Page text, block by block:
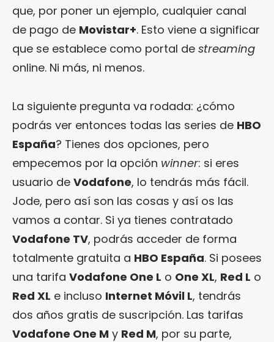
que, por poner un ejemplo, cualquier canal
de pago de Movistar+. Esto viene a significar
que se establece como portal de streaming
online. Ni más, ni menos.
La siguiente pregunta va rodada: ¿cómo
podrás ver entonces todas las series de HBO
España? Tienes dos opciones, pero
empecemos por la opción winner: si eres
usuario de Vodafone, lo tendrás más fácil.
Jode, pero así son las cosas y así os las
vamos a contar. Si ya tienes contratado
Vodafone TV, podrás acceder de forma
totalmente gratuita a HBO España. Si posees
una tarifa Vodafone One L o One XL, Red L o
Red XL e incluso Internet Móvil L, tendrás
dos años gratis de suscripción. Las tarifas
Vodafone One M y Red M, por su parte,